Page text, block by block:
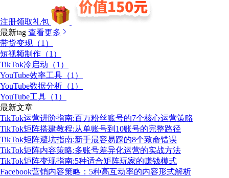
注册领取礼包
最新tag 查看更多
带货变现（1）
短视频制作（1）
TikTok冷启动（1）
YouTube效率工具（1）
YouTube数据分析（1）
YouTube工具（1）
最新文章
TikTok运营进阶指南:百万粉丝账号的7个核心运营策略
TikTok矩阵搭建教程:从单账号到10账号的完整路径
TikTok矩阵避坑指南:新手最容易踩的8个致命错误
TikTok矩阵内容策略:多账号差异化运营的实战方法
TikTok矩阵变现指南:5种适合矩阵玩家的赚钱模式
Facebook营销内容策略：5种高互动率的内容形式解析